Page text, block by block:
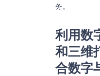
务。
利用数
和三维
合数字